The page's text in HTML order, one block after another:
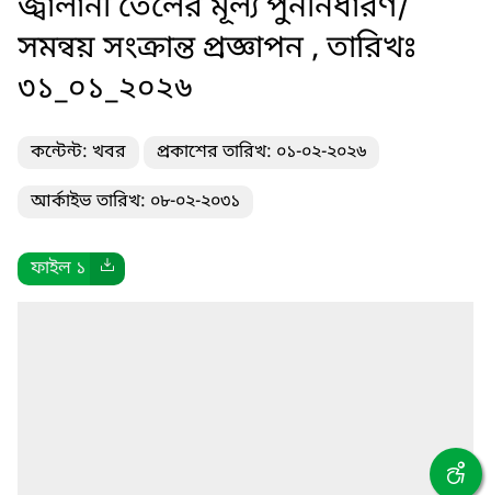
জ্বালানী তেলের মূল্য পুনর্নির্ধারণ/
সমন্বয় সংক্রান্ত প্রজ্ঞাপন , তারিখঃ
৩১_০১_২০২৬
কন্টেন্ট: খবর প্রকাশের তারিখ: ০১-০২-২০২৬
আর্কাইভ তারিখ: ০৮-০২-২০৩১
ফাইল ১